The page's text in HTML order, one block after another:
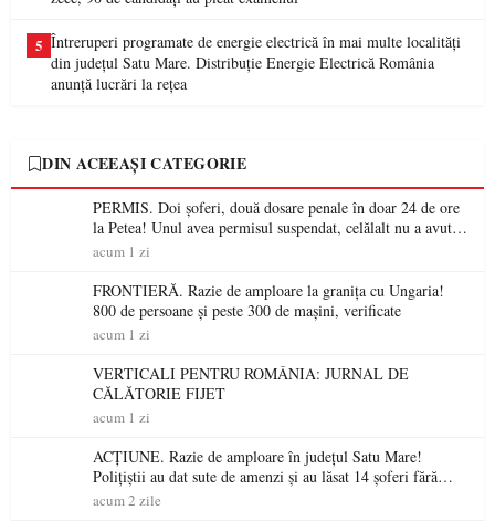
5 Întreruperi programate de energie electrică în mai multe localități
din județul Satu Mare. Distribuție Energie Electrică România
anunță lucrări la rețea
DIN ACEEAȘI CATEGORIE
PERMIS. Doi șoferi, două dosare penale în doar 24 de ore
la Petea! Unul avea permisul suspendat, celălalt nu a avut
niciodată permis
acum 1 zi
FRONTIERĂ. Razie de amploare la granița cu Ungaria!
800 de persoane și peste 300 de mașini, verificate
acum 1 zi
VERTICALI PENTRU ROMÂNIA: JURNAL DE
CĂLĂTORIE FIJET
acum 1 zi
ACȚIUNE. Razie de amploare în județul Satu Mare!
Polițiștii au dat sute de amenzi și au lăsat 14 șoferi fără
permis într-o singură zi
acum 2 zile